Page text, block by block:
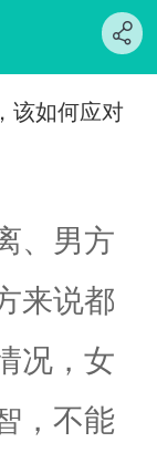
该如何应对
、男方
来说都
况，女
，不能